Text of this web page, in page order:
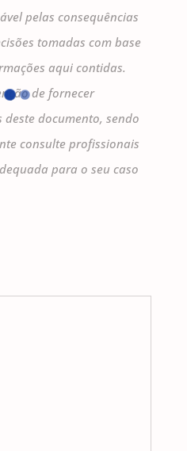
pelas consequências
tomadas com base
aqui contidas.
de fornecer
documento, sendo
consulte profissionais
para o seu caso